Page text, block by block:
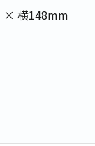
× 横148mm